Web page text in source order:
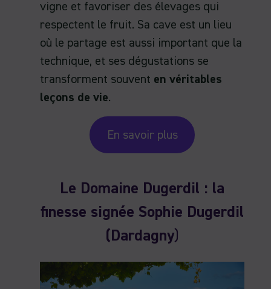
vigne et favoriser des élevages qui
respectent le fruit. Sa cave est un lieu
où le partage est aussi important que la
technique, et ses dégustations se
transforment souvent en véritables
leçons de vie.
En savoir plus
Le Domaine Dugerdil : la
finesse signée Sophie Dugerdil
(Dardagny)